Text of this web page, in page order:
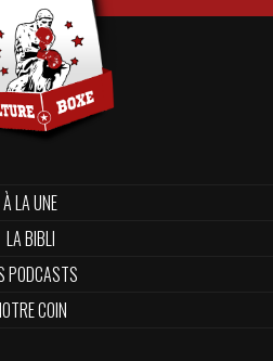
À LA UNE
LA BIBLI
PODCASTS
COIN